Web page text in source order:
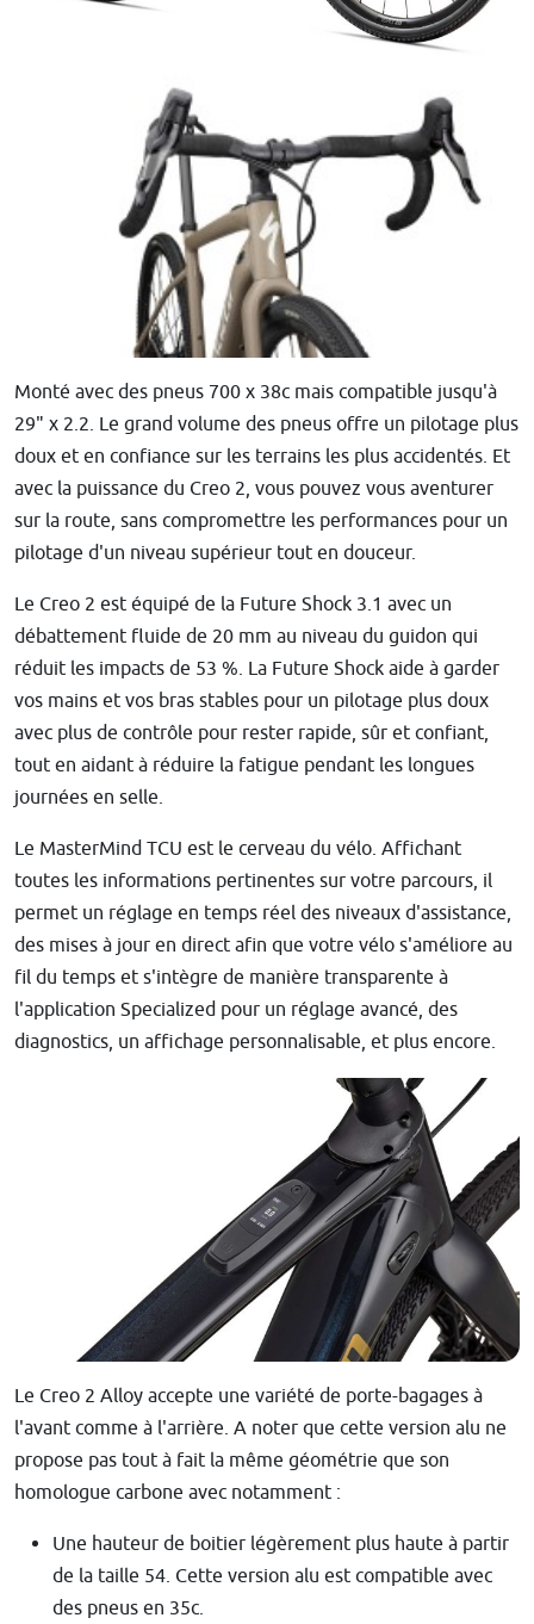
Monté avec des pneus 700 x 38c mais compatible jusqu'à
29" x 2.2. Le grand volume des pneus offre un pilotage plus
doux et en confiance sur les terrains les plus accidentés. Et
avec la puissance du Creo 2, vous pouvez vous aventurer
sur la route, sans compromettre les performances pour un
pilotage d'un niveau supérieur tout en douceur.
Le Creo 2 est équipé de la Future Shock 3.1 avec un
débattement fluide de 20 mm au niveau du guidon qui
réduit les impacts de 53 %. La Future Shock aide à garder
vos mains et vos bras stables pour un pilotage plus doux
avec plus de contrôle pour rester rapide, sûr et confiant,
tout en aidant à réduire la fatigue pendant les longues
journées en selle.
Le MasterMind TCU est le cerveau du vélo. Affichant
toutes les informations pertinentes sur votre parcours, il
permet un réglage en temps réel des niveaux d'assistance,
des mises à jour en direct afin que votre vélo s'améliore au
fil du temps et s'intègre de manière transparente à
l'application Specialized pour un réglage avancé, des
diagnostics, un affichage personnalisable, et plus encore.
Le Creo 2 Alloy accepte une variété de porte-bagages à
l'avant comme à l'arrière. A noter que cette version alu ne
propose pas tout à fait la même géométrie que son
homologue carbone avec notamment :
Une hauteur de boitier légèrement plus haute à partir
de la taille 54. Cette version alu est compatible avec
des pneus en 35c.